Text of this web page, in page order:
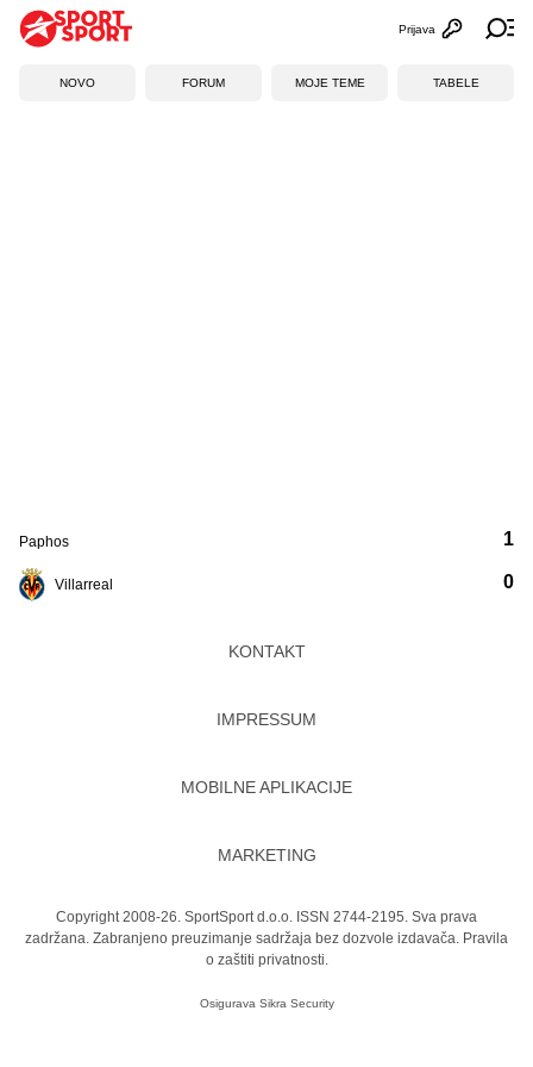
Otvori
Prijava
NOVO FORUM MOJE TEME TABELE
Paphos
Villarreal
1
0
KONTAKT
IMPRESSUM
MOBILNE APLIKACIJE
MARKETING
Copyright 2008-26. SportSport d.o.o. ISSN 2744-2195. Sva prava
zadržana. Zabranjeno preuzimanje sadržaja bez dozvole izdavača. Pravila
o zaštiti privatnosti.
Osigurava Sikra Security